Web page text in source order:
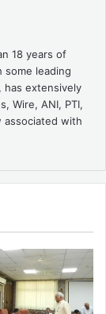
18 years of
some leading
has extensively
Wire, ANI, PTI,
associated with